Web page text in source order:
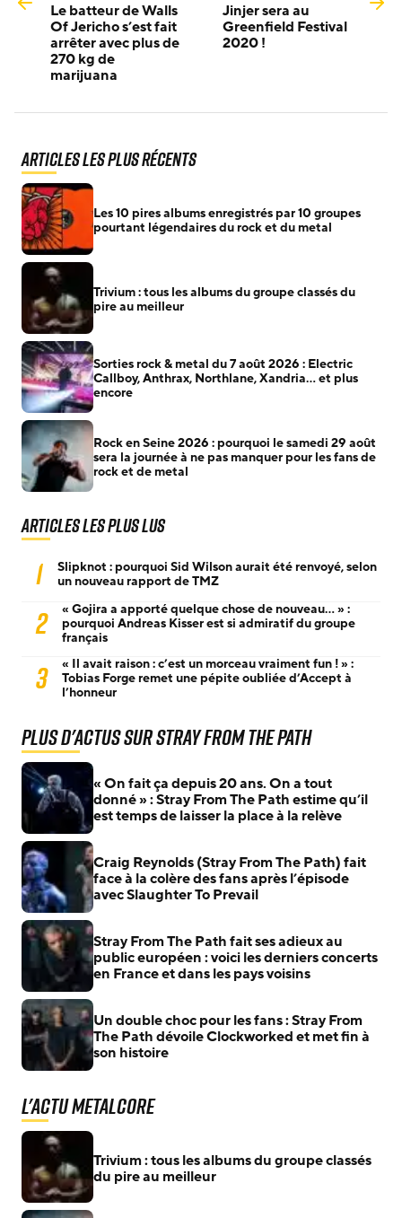
Le batteur de Walls
Of Jericho s’est fait
arrêter avec plus de
270 kg de
marijuana
Jinjer sera au
Greenfield Festival
2020 !
Articles les plus récents
Les 10 pires albums enregistrés par 10 groupes
pourtant légendaires du rock et du metal
Trivium : tous les albums du groupe classés du
pire au meilleur
Sorties rock & metal du 7 août 2026 : Electric
Callboy, Anthrax, Northlane, Xandria… et plus
encore
Rock en Seine 2026 : pourquoi le samedi 29 août
sera la journée à ne pas manquer pour les fans de
rock et de metal
Articles les plus lus
1
Slipknot : pourquoi Sid Wilson aurait été renvoyé, selon
un nouveau rapport de TMZ
2
« Gojira a apporté quelque chose de nouveau… » :
pourquoi Andreas Kisser est si admiratif du groupe
français
3
« Il avait raison : c’est un morceau vraiment fun ! » :
Tobias Forge remet une pépite oubliée d’Accept à
l’honneur
Plus d'actus sur Stray From The Path
« On fait ça depuis 20 ans. On a tout
donné » : Stray From The Path estime qu’il
est temps de laisser la place à la relève
Craig Reynolds (Stray From The Path) fait
face à la colère des fans après l’épisode
avec Slaughter To Prevail
Stray From The Path fait ses adieux au
public européen : voici les derniers concerts
en France et dans les pays voisins
Un double choc pour les fans : Stray From
The Path dévoile Clockworked et met fin à
son histoire
L'actu Metalcore
Trivium : tous les albums du groupe classés
du pire au meilleur